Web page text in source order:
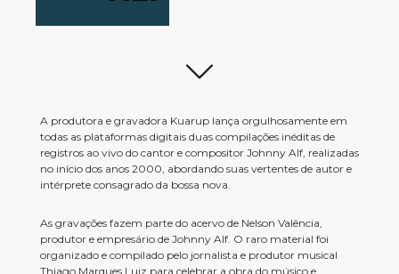
A produtora e gravadora Kuarup lança orgulhosamente em
todas as plataformas digitais duas compilações inéditas de
registros ao vivo do cantor e compositor Johnny Alf, realizadas
no início dos anos 2000, abordando suas vertentes de autor e
intérprete consagrado da bossa nova.
As gravações fazem parte do acervo de Nelson Valência,
produtor e empresário de Johnny Alf. O raro material foi
organizado e compilado pelo jornalista e produtor musical
Thiago Marques Luiz para celebrar a obra do músico e